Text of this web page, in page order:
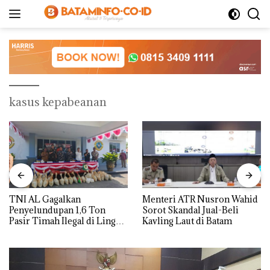
kasus kepabeanan
TNI AL Gagalkan
Penyelundupan 1,6 Ton
Pasir Timah Ilegal di Lingga,
Diselundupkan ke Malaysia
Menteri ATR Nusron Wahid
Sorot Skandal Jual-Beli
Kavling Laut di Batam